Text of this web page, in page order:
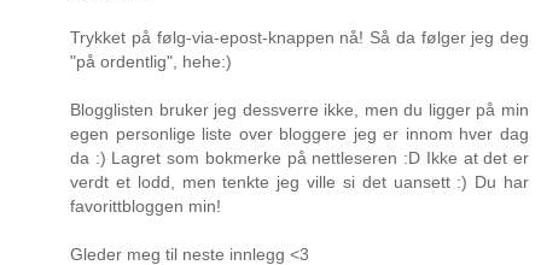
Trykket på følg-via-epost-knappen nå! Så da følger jeg deg
"på ordentlig", hehe:)
Blogglisten bruker jeg dessverre ikke, men du ligger på min
egen personlige liste over bloggere jeg er innom hver dag
da :) Lagret som bokmerke på nettleseren :D Ikke at det er
verdt et lodd, men tenkte jeg ville si det uansett :) Du har
favorittbloggen min!
Gleder meg til neste innlegg <3